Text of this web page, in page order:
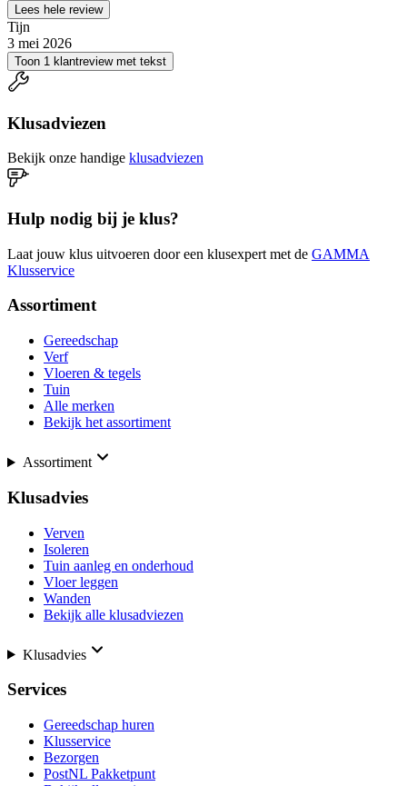
Lees hele review
Tijn
3 mei 2026
Toon 1 klantreview met tekst
Klusadviezen
Bekijk onze handige klusadviezen
Hulp nodig bij je klus?
Laat jouw klus uitvoeren door een klusexpert met de GAMMA
Klusservice
Assortiment
Gereedschap
Verf
Vloeren & tegels
Tuin
Alle merken
Bekijk het assortiment
Assortiment
Klusadvies
Verven
Isoleren
Tuin aanleg en onderhoud
Vloer leggen
Wanden
Bekijk alle klusadviezen
Klusadvies
Services
Gereedschap huren
Klusservice
Bezorgen
PostNL Pakketpunt